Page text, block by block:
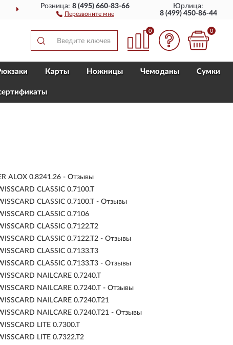
ДОСТАВИМПО ВСЕЙ РОССИИ
Розница:8 (495) 660-83-66
Перезвоните мне
Юрлица:
8 (499) 450-86-44
0 0
Карты Ножницы Чемоданы Сумки
ALOX 0.8241.26 - Отзывы
CLASSIC 0.7100.T
CLASSIC 0.7100.T - Отзывы
CLASSIC 0.7106
CLASSIC 0.7122.T2
CLASSIC 0.7122.T2 - Отзывы
CLASSIC 0.7133.T3
CLASSIC 0.7133.T3 - Отзывы
NAILCARE 0.7240.T
NAILCARE 0.7240.T - Отзывы
NAILCARE 0.7240.T21
NAILCARE 0.7240.T21 - Отзывы
LITE 0.7300.T
LITE 0.7322.T2